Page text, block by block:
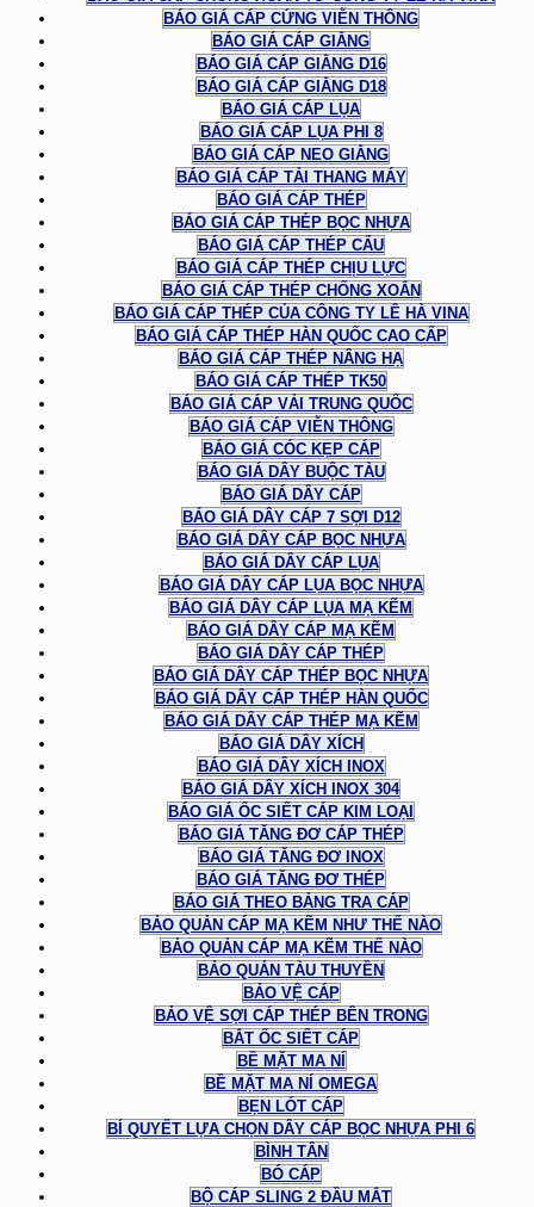
BÁO GIÁ CÁP CỨNG VIỄN THÔNG
BÁO GIÁ CÁP GIẰNG
BÁO GIÁ CÁP GIẰNG D16
BÁO GIÁ CÁP GIẰNG D18
BÁO GIÁ CÁP LỤA
BÁO GIÁ CÁP LỤA PHI 8
BÁO GIÁ CÁP NEO GIẰNG
BÁO GIÁ CÁP TẢI THANG MÁY
BÁO GIÁ CÁP THÉP
BÁO GIÁ CÁP THÉP BỌC NHỰA
BÁO GIÁ CÁP THÉP CẨU
BÁO GIÁ CÁP THÉP CHỊU LỰC
BÁO GIÁ CÁP THÉP CHỐNG XOẮN
BÁO GIÁ CÁP THÉP CỦA CÔNG TY LÊ HÀ VINA
BÁO GIÁ CÁP THÉP HÀN QUỐC CAO CẤP
BÁO GIÁ CÁP THÉP NÂNG HẠ
BÁO GIÁ CÁP THÉP TK50
BÁO GIÁ CÁP VẢI TRUNG QUỐC
BÁO GIÁ CÁP VIỄN THÔNG
BÁO GIÁ CÓC KẸP CÁP
BÁO GIÁ DÂY BUỘC TÀU
BÁO GIÁ DÂY CÁP
BÁO GIÁ DÂY CÁP 7 SỢI D12
BÁO GIÁ DÂY CÁP BỌC NHỰA
BÁO GIÁ DÂY CÁP LỤA
BÁO GIÁ DÂY CÁP LỤA BỌC NHỰA
BÁO GIÁ DÂY CÁP LỤA MẠ KẼM
BÁO GIÁ DÂY CÁP MẠ KẼM
BÁO GIÁ DÂY CÁP THÉP
BÁO GIÁ DÂY CÁP THÉP BỌC NHỰA
BÁO GIÁ DÂY CÁP THÉP HÀN QUỐC
BÁO GIÁ DÂY CÁP THÉP MẠ KẼM
BÁO GIÁ DÂY XÍCH
BÁO GIÁ DÂY XÍCH INOX
BÁO GIÁ DÂY XÍCH INOX 304
BÁO GIÁ ỐC SIẾT CÁP KIM LOẠI
BÁO GIÁ TĂNG ĐƠ CÁP THÉP
BÁO GIÁ TĂNG ĐƠ INOX
BÁO GIÁ TĂNG ĐƠ THÉP
BÁO GIÁ THEO BẢNG TRA CÁP
BẢO QUẢN CÁP MẠ KẼM NHƯ THẾ NÀO
BẢO QUẢN CÁP MẠ KẼM THẾ NÀO
BẢO QUẢN TÀU THUYỀN
BẢO VỆ CÁP
BẢO VỆ SỢI CÁP THÉP BÊN TRONG
BẮT ỐC SIẾT CÁP
BỀ MẶT MA NÍ
BỀ MẶT MA NÍ OMEGA
BẸN LÓT CÁP
BÍ QUYẾT LỰA CHỌN DÂY CÁP BỌC NHỰA PHI 6
BÌNH TÂN
BÓ CÁP
BỘ CÁP SLING 2 ĐẦU MẮT